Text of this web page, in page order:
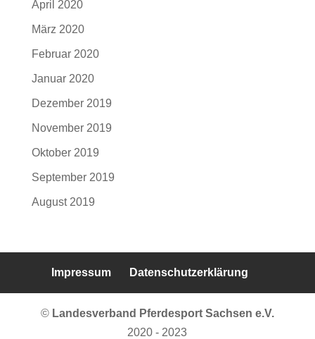
April 2020
März 2020
Februar 2020
Januar 2020
Dezember 2019
November 2019
Oktober 2019
September 2019
August 2019
Impressum Datenschutzerklärung
© Landesverband Pferdesport Sachsen e.V.
2020 - 2023